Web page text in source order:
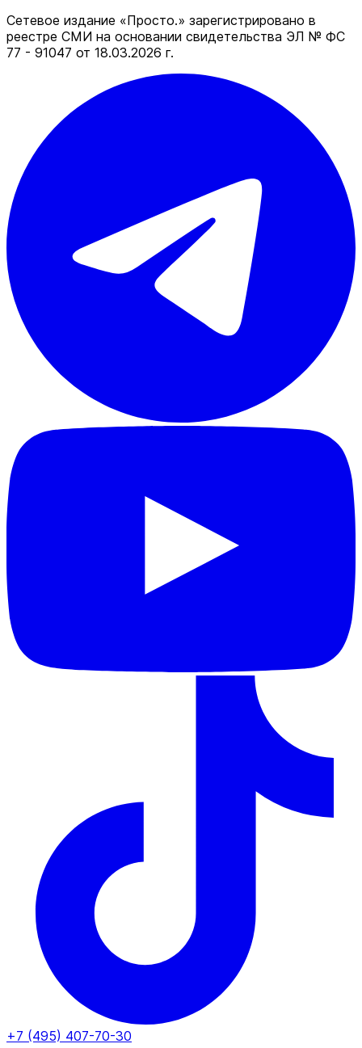
Сетевое издание «Просто.» зарегистрировано в
реестре СМИ на основании свидетельства ЭЛ № ФС
77 - 91047 от 18.03.2026 г.
+7 (495) 407-70-30